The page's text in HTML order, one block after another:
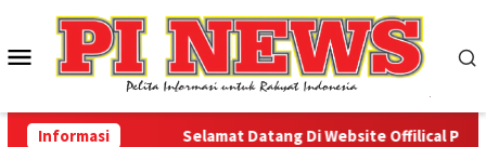
konten
Menu
Mobile
Informasi Selamat Datang Di Website Offilical PI-